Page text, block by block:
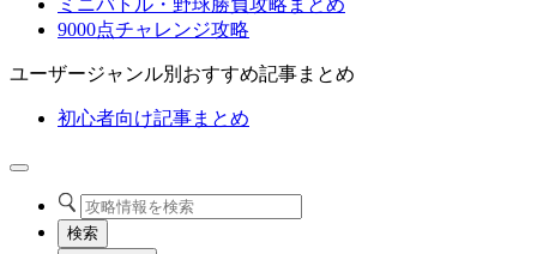
ミニバトル・野球勝負攻略まとめ
9000点チャレンジ攻略
ユーザージャンル別おすすめ記事まとめ
初心者向け記事まとめ
検索